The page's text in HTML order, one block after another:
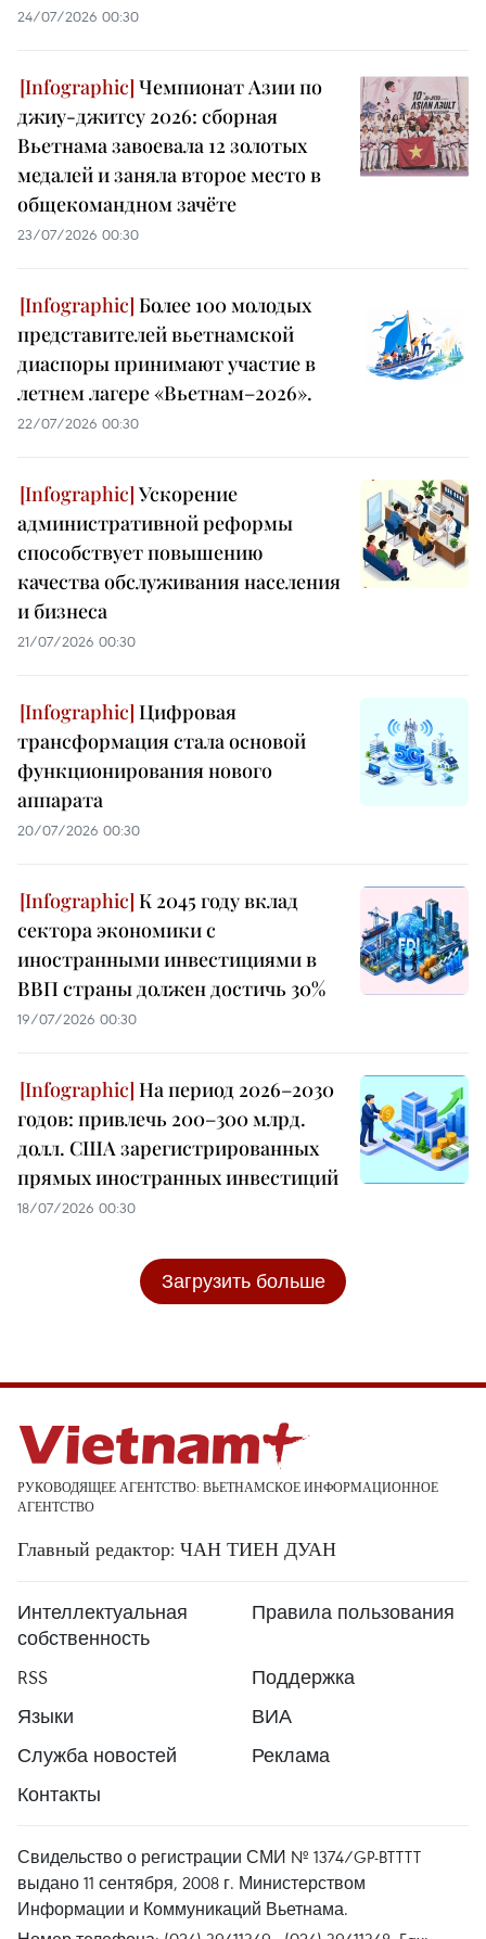
24/07/2026 00:30
Чемпионат Азии по
джиу-джитсу 2026: сборная
Вьетнама завоевала 12 золотых
медалей и заняла второе место в
общекомандном зачёте
23/07/2026 00:30
Более 100 молодых
представителей вьетнамской
диаспоры принимают участие в
летнем лагере «Вьетнам–2026».
22/07/2026 00:30
Ускорение
административной реформы
способствует повышению
качества обслуживания населения
и бизнеса
21/07/2026 00:30
Цифровая
трансформация стала основой
функционирования нового
аппарата
20/07/2026 00:30
К 2045 году вклад
сектора экономики с
иностранными инвестициями в
ВВП страны должен достичь 30%
19/07/2026 00:30
На период 2026–2030
годов: привлечь 200–300 млрд.
долл. США зарегистрированных
прямых иностранных инвестиций
18/07/2026 00:30
Загрузить больше
РУКОВОДЯЩЕЕ АГЕНТСТВО: ВЬЕТНАМСКОЕ ИНФОРМАЦИОННОЕ
АГЕНТСТВО
Главный редактор: ЧАН ТИЕН ДУАН
Интеллектуальная
собственность
Правила пользования
RSS
Поддержка
Языки
ВИА
Служба новостей
Реклама
Контакты
Свидельство о регистрации СМИ № 1374/GP-BTTTT
выдано 11 сентября, 2008 г. Министерством
Информации и Коммуникаций Вьетнама.